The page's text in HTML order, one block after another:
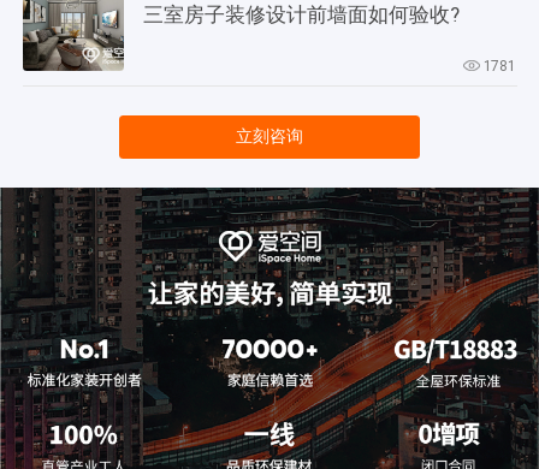
三室房子装修设计前墙面如何验收?
1781
立刻咨询